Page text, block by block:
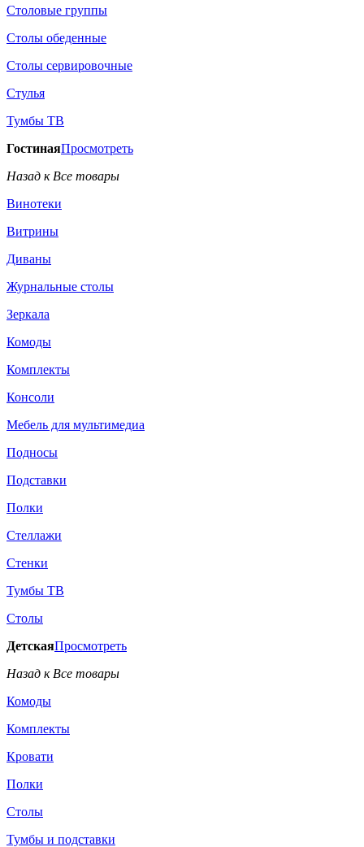
Столовые группы
Столы обеденные
Столы сервировочные
Стулья
Тумбы ТВ
ГостинаяПросмотреть
Назад к Все товары
Винотеки
Витрины
Диваны
Журнальные столы
Зеркала
Комоды
Комплекты
Консоли
Мебель для мультимедиа
Подносы
Подставки
Полки
Стеллажи
Стенки
Тумбы ТВ
Столы
ДетскаяПросмотреть
Назад к Все товары
Комоды
Комплекты
Кровати
Полки
Столы
Тумбы и подставки